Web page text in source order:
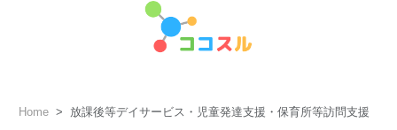
Home 放課後等デイサービス・児童発達支援・保育所等訪問支援